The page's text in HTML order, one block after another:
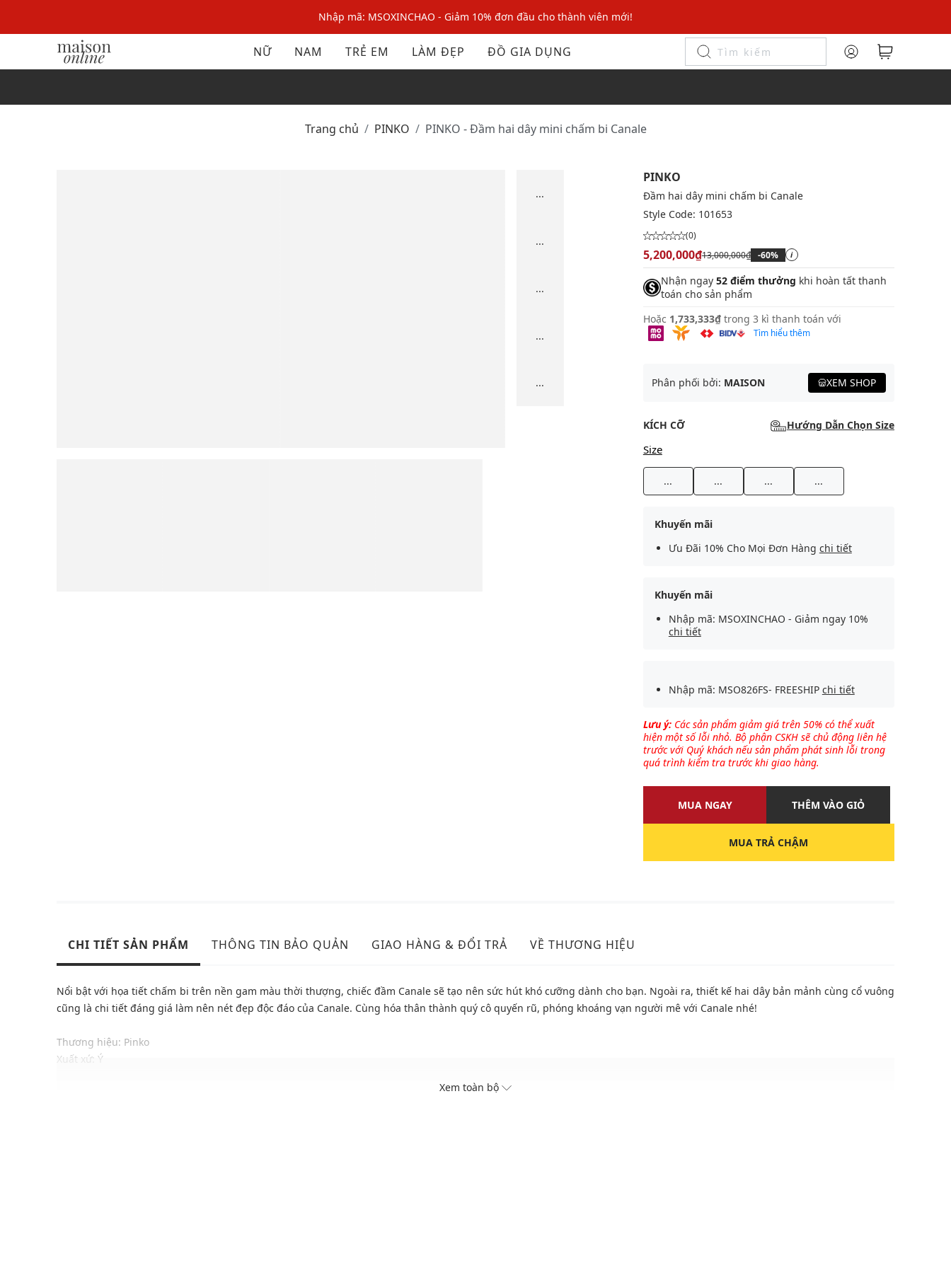
Nhập mã: MSOXINCHAO - Giảm 10% đơn đầu cho thành viên mới!
Nhập mã MSOPAY100: giảm ngay 10% khi thanh toán trực tuyến
Nhập mã: MSOXINCHAO - Giảm 10% đơn đầu cho thành viên mới!
NỮ NAM TRẺ EM LÀM ĐẸP ĐỒ GIA DỤNG
Trang chủ PINKO PINKO - Đầm hai dây mini chấm bi Canale
...
...
...
...
...
PINKO
Đầm hai dây mini chấm bi Canale
Style Code: 101653
(0)
5,200,000₫13,000,000₫ -60% i
Nhận ngay 52 điểm thưởng khi hoàn tất thanh
toán cho sản phẩm
Hoặc 1,733,333₫ trong 3 kì thanh toán với
Tìm hiểu thêm
Phân phối bởi: MAISON XEM SHOP
KÍCH CỠ Hướng Dẫn Chọn Size
Size
... ... ... ...
Khuyến mãi
Ưu Đãi 10% Cho Mọi Đơn Hàng chi tiết
Khuyến mãi
Nhập mã: MSOXINCHAO - Giảm ngay 10%
chi tiết
Nhập mã: MSO826FS- FREESHIP chi tiết
Lưu ý:Các sản phẩm giảm giá trên 50% có thể xuất
hiện một số lỗi nhỏ. Bộ phận CSKH sẽ chủ động liên hệ
trước với Quý khách nếu sản phẩm phát sinh lỗi trong
quá trình kiểm tra trước khi giao hàng.
MUA NGAY THÊM VÀO GIỎ
MUA TRẢ CHẬM
CHI TIẾT SẢN PHẨM THÔNG TIN BẢO QUẢN GIAO HÀNG & ĐỔI TRẢ VỀ THƯƠNG HIỆU
Nổi bật với họa tiết chấm bi trên nền gam màu thời thượng, chiếc đầm Canale sẽ tạo nên sức hút khó cưỡng dành cho bạn. Ngoài ra, thiết kế hai dây bản mảnh cùng cổ vuông
cũng là chi tiết đáng giá làm nên nét đẹp độc đáo của Canale. Cùng hóa thân thành quý cô quyến rũ, phóng khoáng vạn người mê với Canale nhé!
Thương hiệu: Pinko
Xuất xứ: Ý
Xem toàn bộ